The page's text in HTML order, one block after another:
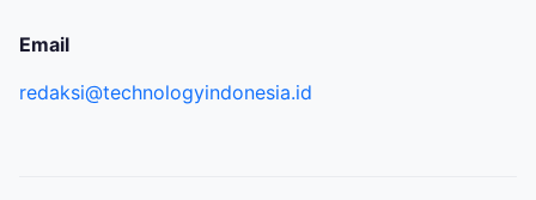
Email
redaksi@technologyindonesia.id